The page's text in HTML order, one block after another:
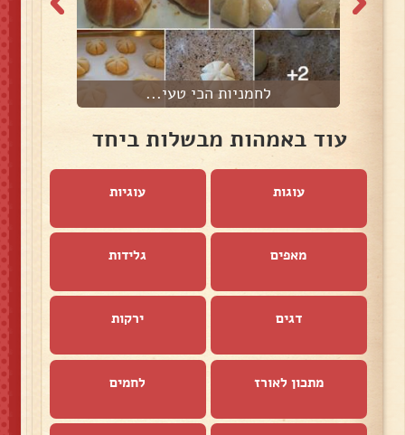
לחמניות הכי טעי...
עוד באמהות מבשלות ביחד
עוגות עוגיות
מאפים גלידות
דגים ירקות
מתכון לאורז לחמים